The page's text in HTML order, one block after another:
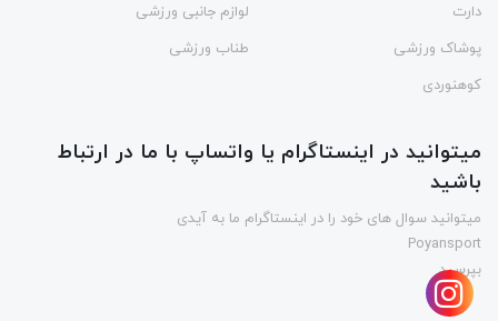
دارت
لوازم جانبی ورزشی
پوشاک ورزشی
طناب ورزشی
کوهنوردی
میتوانید در اینستاگرام یا واتساپ با ما در ارتباط
باشید
میتوانید سوال های خود را در اینستاگرام ما به آیدی
Poyansport
بپرسید